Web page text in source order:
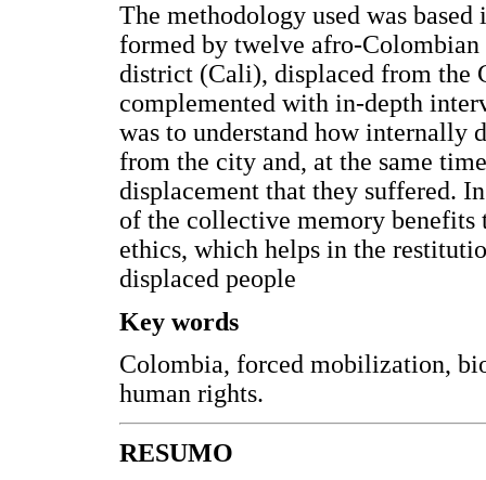
The methodology used was
formed by twelve afro-
district (Cali), displaced from the
complemented with in-depth
was to understand how internally
from the city and, at the same
displacement that they suffered.
of the collective memory
ethics, which helps in the
displaced people
Key words
Colombia, forced mobilization,
human rights.
RESUMO